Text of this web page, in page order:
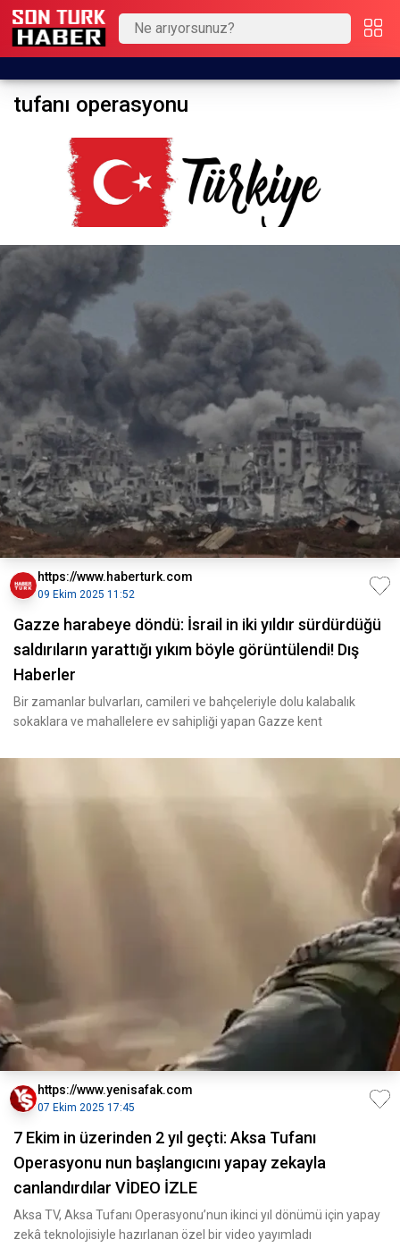
tufanı operasyonu
https://www.haberturk.com
09 Ekim 2025 11:52
Gazze harabeye döndü: İsrail in iki yıldır sürdürdüğü
saldırıların yarattığı yıkım böyle görüntülendi! Dış
Haberler
Bir zamanlar bulvarları, camileri ve bahçeleriyle dolu kalabalık
sokaklara ve mahallelere ev sahipliği yapan Gazze kent
https://www.yenisafak.com
07 Ekim 2025 17:45
7 Ekim in üzerinden 2 yıl geçti: Aksa Tufanı
Operasyonu nun başlangıcını yapay zekayla
canlandırdılar VİDEO İZLE
Aksa TV, Aksa Tufanı Operasyonu’nun ikinci yıl dönümü için yapay
zekâ teknolojisiyle hazırlanan özel bir video yayımladı